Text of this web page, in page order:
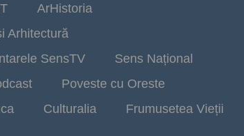
ArHistoria
Arhitectură
SensTV
Sens Național
Poveste cu Oreste
Culturalia Frumusetea Vieții